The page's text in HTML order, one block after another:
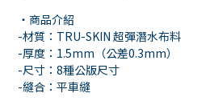
・商品介紹
-材質：TRU-SKIN 超彈潛水布料
-厚度：1.5mm（公差0.3mm）
-尺寸：8種公版尺寸
-縫合：平車縫